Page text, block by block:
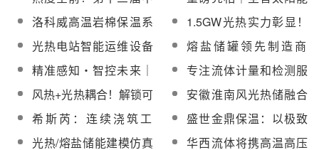
三届中国国际光热大会
最后合作席位！
中科将亮相CPC2026第
十三届中国国际光热大
会
国国际光热大会已获全
球70家单位赞助支持
【附名单】
将携全系列光热反射
镜，闪耀第十三届中国
国际光热大会
洛科威高温岩棉保温系
列产品及定制化系统解
决方案将亮相第十三届
中国国际光热大会
1.5GW光热实力彰显！
安彩光热科技超白玻璃
将亮相第十三届中国国
际光热大会
光热电站智能运维设备
专业供应商——光睿驰
行将亮相CPC2026第十
三届中国国际光热大会
熔盐储罐领先制造商
——上海蓝滨将重磅亮
相第十三届中国国际光
热大会
精准感知・智控未来｜
北微传感将亮相
CPC2026
专注流体计量和检测服
务！科洋科技多款光热
流量计及系统解决方案
将亮相CPC2026
风热+光热耦合！解锁可
再生能源供暖新范式
安徽淮南风光热储融合
系统友好型新能源电站
项目可研报告编制服务
采购
希斯芮：连续浇筑工
艺，破解光热镜场施工
盛世金鼎保温：以极致
绝热，护航光热熔盐储
光热/熔盐储能建模仿真
华西流体将携高温高压